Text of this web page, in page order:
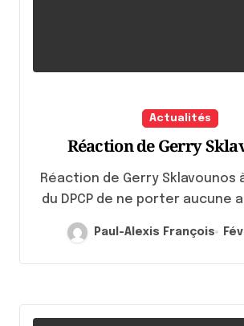
Actualités
Réaction de Gerry
Réaction de Gerry Sklavounos à la décision
du DPCP de ne porter aucune
Paul-Alexis François